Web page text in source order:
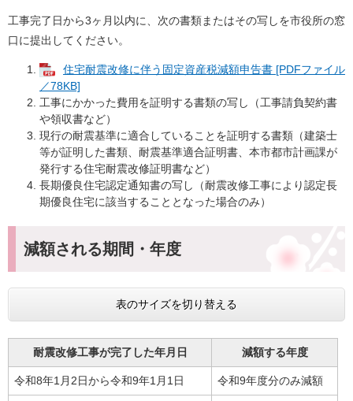
工事完了日から3ヶ月以内に、次の書類またはその写しを市役所の窓
口に提出してください。
住宅耐震改修に伴う固定資産税減額申告書 [PDFファイル
／78KB]
工事にかかった費用を証明する書類の写し（工事請負契約書
や領収書など）
現行の耐震基準に適合していることを証明する書類（建築士
等が証明した書類、耐震基準適合証明書、本市都市計画課が
発行する住宅耐震改修証明書など）
長期優良住宅認定通知書の写し（耐震改修工事により認定長
期優良住宅に該当することとなった場合のみ）
減額される期間・年度
表のサイズを切り替える
耐震改修工事が完了した年月日 減額する年度
令和8年1月2日から令和9年1月1日 令和9年度分のみ減額